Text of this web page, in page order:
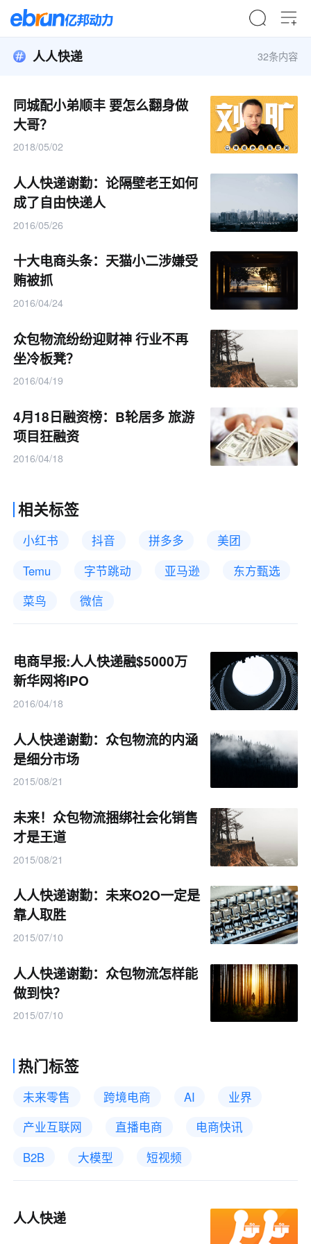
人人快递 32条内容
同城配小弟顺丰 要怎么翻身做
大哥？
2018/05/02
人人快递谢勤：论隔壁老王如何
成了自由快递人
2016/05/26
十大电商头条：天猫小二涉嫌受
贿被抓
2016/04/24
众包物流纷纷迎财神 行业不再
坐冷板凳？
2016/04/19
4月18日融资榜：B轮居多 旅游
项目狂融资
2016/04/18
相关标签
小红书 抖音 拼多多
美团
Temu
字节跳动 亚马逊
东方甄选
菜鸟
微信
电商早报:人人快递融$5000万
新华网将IPO
2016/04/18
人人快递谢勤：众包物流的内涵
是细分市场
2015/08/21
未来！众包物流捆绑社会化销售
才是王道
2015/08/21
人人快递谢勤：未来O2O一定是
靠人取胜
2015/07/10
人人快递谢勤：众包物流怎样能
做到快？
2015/07/10
热门标签
未来零售 跨境电商 AI
业界
产业互联网
直播电商
电商快讯
B2B
大模型 短视频
人人快递